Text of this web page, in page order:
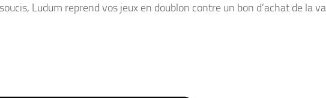
Ludum reprend vos jeux en doublon contre un bon d’achat de la